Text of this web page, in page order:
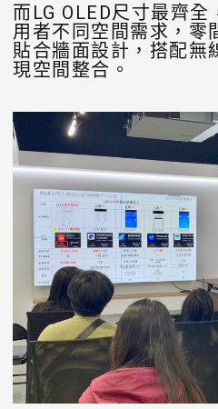
而LG OLED尺寸最齊
用者不同空間需求，零
貼合牆面設計，搭配無
現空間整合。